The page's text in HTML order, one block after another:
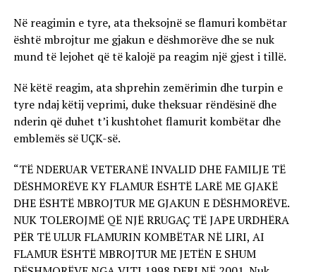
Në reagimin e tyre, ata theksojnë se flamuri kombëtar
është mbrojtur me gjakun e dëshmorëve dhe se nuk
mund të lejohet që të kalojë pa reagim një gjest i tillë.
Në këtë reagim, ata shprehin zemërimin dhe turpin e
tyre ndaj këtij veprimi, duke theksuar rëndësinë dhe
nderin që duhet t’i kushtohet flamurit kombëtar dhe
emblemës së UÇK-së.
“TË NDERUAR VETERANË INVALID DHE FAMILJE TË
DËSHMORËVE KY FLAMUR ËSHTË LARË ME GJAKË
DHE ËSHTË MBROJTUR ME GJAKUN E DËSHMORËVE.
NUK TOLEROJMË QË NJË RRUGAÇ TË JAPE URDHËRA
PËR TË ULUR FLAMURIN KOMBËTAR NË LIRI, AI
FLAMUR ËSHTË MBROJTUR ME JETËN E SHUM